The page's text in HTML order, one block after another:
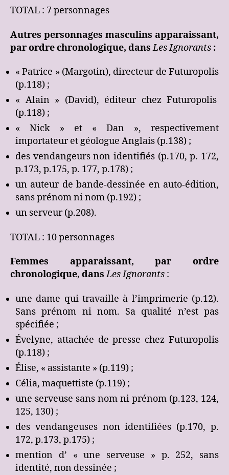
TOTAL : 7 personnages
Autres personnages masculins apparaissant,
par ordre chronologique, dansLes Ignorants :
« Patrice » (Margotin), directeur de Futuropolis
(p.118) ;
« Alain » (David), éditeur chez Futuropolis
(p.118) ;
« Nick » et « Dan », respectivement
importateur et géologue Anglais (p.138) ;
des vendangeurs non identifiés (p.170, p. 172,
p.173, p.175, p. 177, p.178) ;
un auteur de bande-dessinée en auto-édition,
sans prénom ni nom (p.192) ;
un serveur (p.208).
TOTAL : 10 personnages
Femmes apparaissant, par ordre
chronologique, dansLes Ignorants :
une dame qui travaille à l’imprimerie (p.12).
Sans prénom ni nom. Sa qualité n’est pas
spécifiée ;
Évelyne, attachée de presse chez Futuropolis
(p.118) ;
Élise, « assistante » (p.119) ;
Célia, maquettiste (p.119) ;
une serveuse sans nom ni prénom (p.123, 124,
125, 130) ;
des vendangeuses non identifiées (p.170, p.
172, p.173, p.175) ;
mention d’ « une serveuse » p. 252, sans
identité, non dessinée ;